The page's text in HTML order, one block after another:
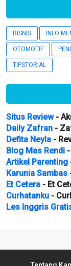
BISNIS INFO
OTOMOTIF
TIPSTORIAL
Situs Review-
Daily Zafran -
Defita Neyla -
Blog Mas Rendi
Artikel Parenting
Karunia Sambas
Et Cetera - Et
Curhatanku -
Les Inggris